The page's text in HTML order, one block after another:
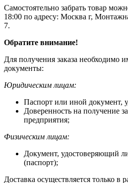
Самостоятельно забрать товар
18:00 по адресу: Москва г,
7.
Обратите внимание!
Для получения заказа необходимо
документы:
Юридическим лицам:
Паспорт или иной документ,
Доверенность на получение
предприятия;
Физическим лицам:
Документ, удостоверяющий
(паспорт);
Доставка осуществляется только в